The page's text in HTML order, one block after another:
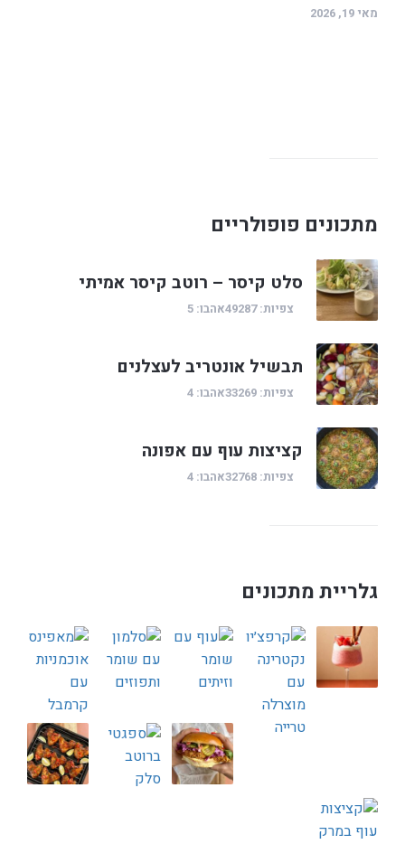
מאי 19, 2026
מתכונים פופולריים
סלט קיסר – רוטב קיסר אמיתי
צפיות: 49287 אהבו: 5
תבשיל אונטריב לעצלנים
צפיות: 33269 אהבו: 4
קציצות עוף עם אפונה
צפיות: 32768 אהבו: 4
גלריית מתכונים